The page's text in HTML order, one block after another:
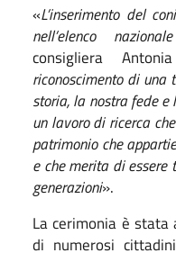
«L’inserimento del
nell’elenco
consigliera
riconoscimento di una
storia, la nostra fede
un lavoro di ricerca
patrimonio che
e che merita di
generazioni».
La cerimonia è stata
di numerosi